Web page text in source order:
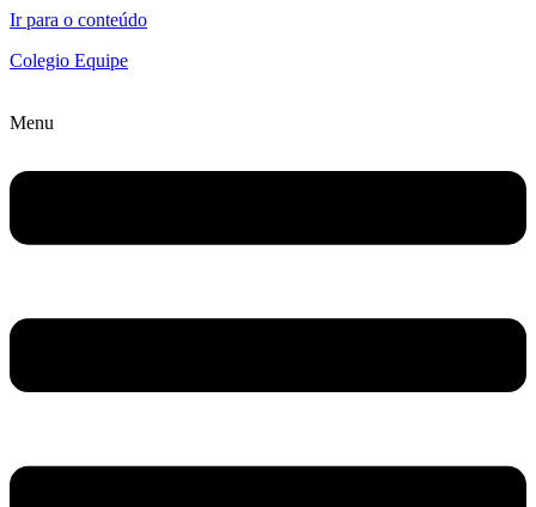
Ir para o conteúdo
Colegio Equipe
Menu